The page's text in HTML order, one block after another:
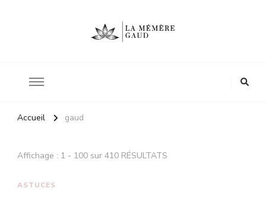
Accueil gaud
Affichage : 1 - 100 sur 410 RÉSULTATS
ASTUCES